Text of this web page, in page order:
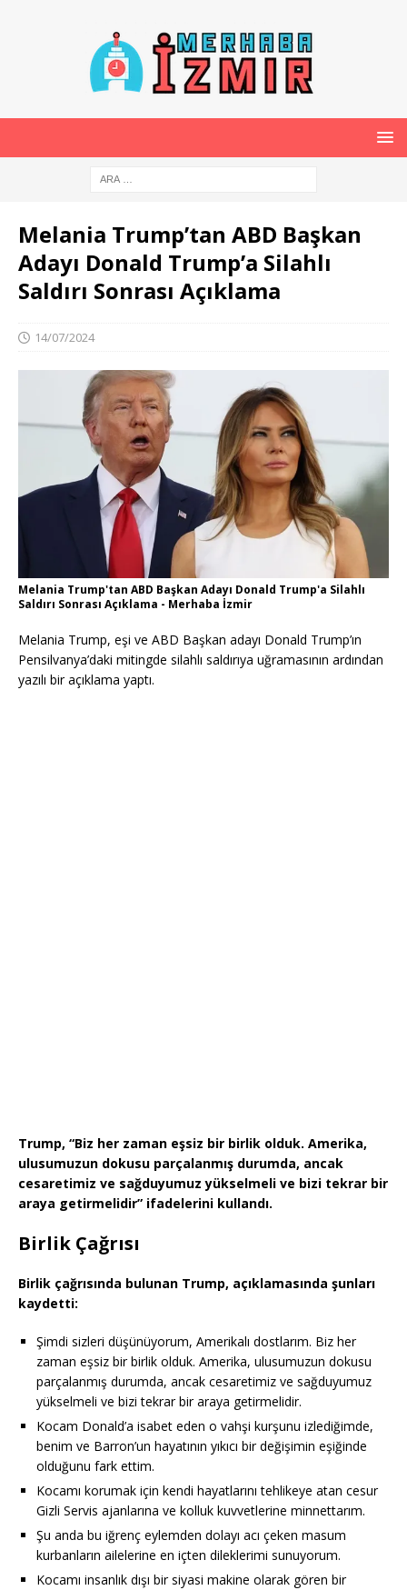
Melania Trump’tan ABD Başkan
Adayı Donald Trump’a Silahlı
Saldırı Sonrası Açıklama
14/07/2024
Melania Trump'tan ABD Başkan Adayı Donald Trump'a Silahlı
Saldırı Sonrası Açıklama - Merhaba İzmir
Melania Trump, eşi ve ABD Başkan adayı Donald Trump’ın
Pensilvanya’daki mitingde silahlı saldırıya uğramasının ardından
yazılı bir açıklama yaptı.
Trump, “Biz her zaman eşsiz bir birlik olduk. Amerika,
ulusumuzun dokusu parçalanmış durumda, ancak
cesaretimiz ve sağduyumuz yükselmeli ve bizi tekrar bir
araya getirmelidir” ifadelerini kullandı.
Birlik Çağrısı
Birlik çağrısında bulunan Trump, açıklamasında şunları
kaydetti:
Şimdi sizleri düşünüyorum, Amerikalı dostlarım. Biz her
zaman eşsiz bir birlik olduk. Amerika, ulusumuzun dokusu
parçalanmış durumda, ancak cesaretimiz ve sağduyumuz
yükselmeli ve bizi tekrar bir araya getirmelidir.
Kocam Donald’a isabet eden o vahşi kurşunu izlediğimde,
benim ve Barron’un hayatının yıkıcı bir değişimin eşiğinde
olduğunu fark ettim.
Kocamı korumak için kendi hayatlarını tehlikeye atan cesur
Gizli Servis ajanlarına ve kolluk kuvvetlerine minnettarım.
Şu anda bu iğrenç eylemden dolayı acı çeken masum
kurbanların ailelerine en içten dileklerimi sunuyorum.
Kocamı insanlık dışı bir siyasi makine olarak gören bir